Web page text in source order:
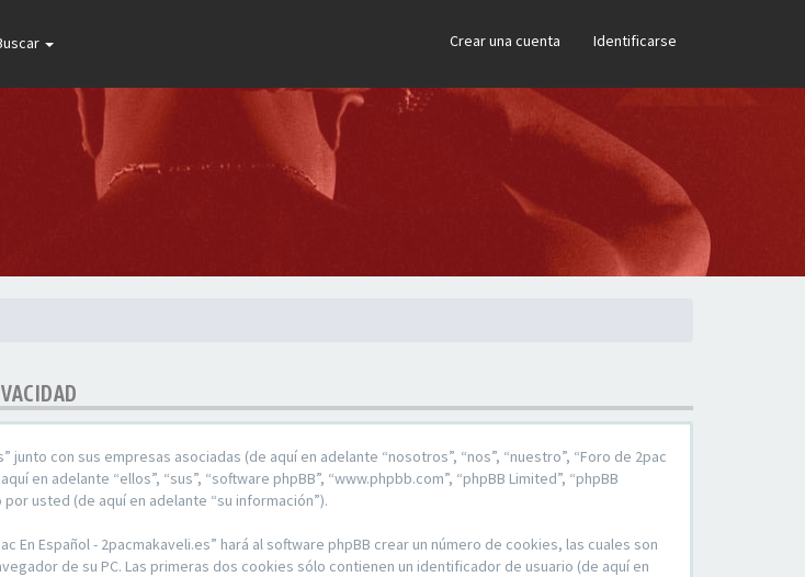
Crear una cuenta Identificarse
con sus empresas asociadas (de aquí en adelante “nosotros”, “nos”, “nuestro”, “Foro de 2pac
en adelante “ellos”, “sus”, “software phpBB”, “www.phpbb.com”, “phpBB Limited”, “phpBB
usted (de aquí en adelante “su información”).
Español - 2pacmakaveli.es” hará al software phpBB crear un número de cookies, las cuales son
de su PC. Las primeras dos cookies sólo contienen un identificador de usuario (de aquí en